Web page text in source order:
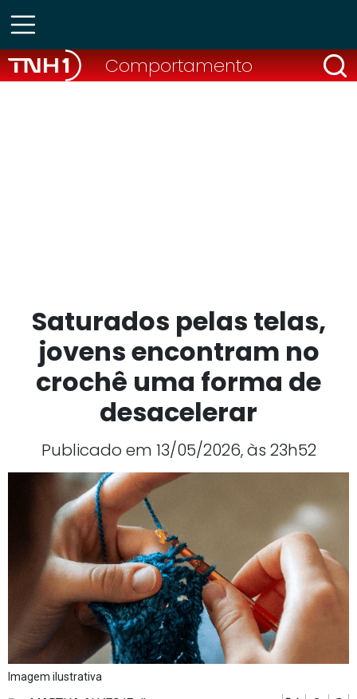
Comportamento
Saturados pelas telas,
jovens encontram no
crochê uma forma de
desacelerar
Publicado em 13/05/2026, às 23h52
Imagem ilustrativa